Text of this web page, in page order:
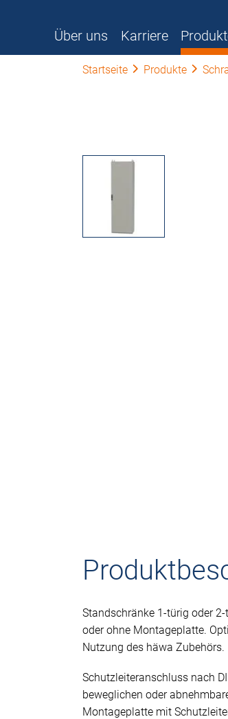
Über uns Karriere
Startseite Produkte
Standschränke 1-türig oder
oder ohne Montageplatte.
Nutzung des häwa Zubehörs.
Schutzleiteranschluss nach
beweglichen oder
Montageplatte mit